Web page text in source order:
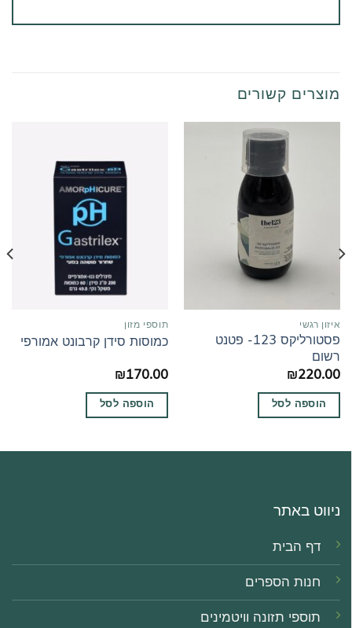
מוצרים קשורים
איזון רגשי
פסטורליקס 123- פטנט
רשום
₪220.00
הוספה לסל
תוספי מזון
כמוסות סידן קרבונט אמורפי
₪170.00
הוספה לסל
ניווט באתר
דף הבית
חנות הספרים
תוספי תזונה וויטמינים